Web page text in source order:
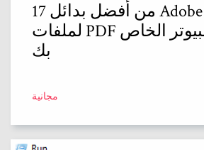
17 من أفضل بدائل Adobe Acrobat
لملفات PDF لجهاز الكمبيوتر الخاص
بك
مجانية